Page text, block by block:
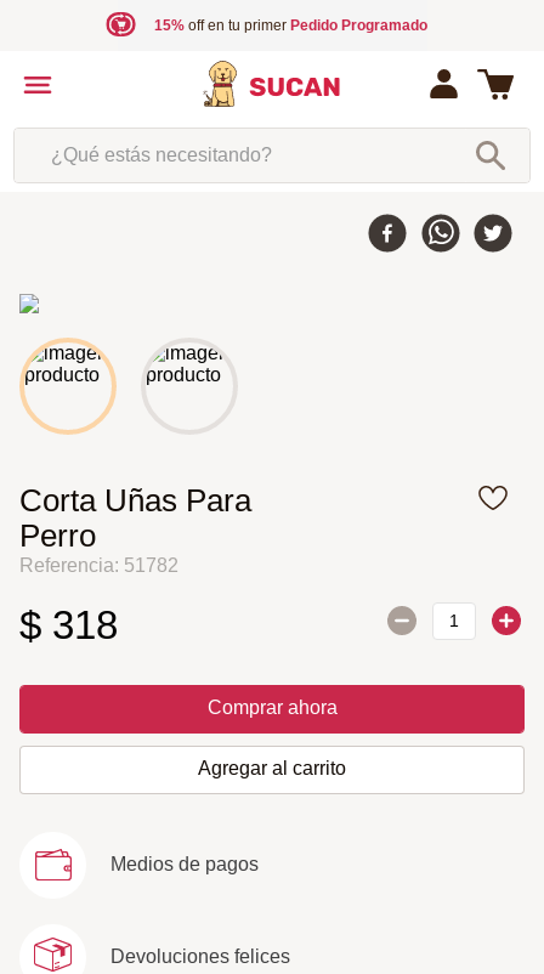
15%off en tu primer Pedido Programado
¿Qué estás necesitando?
Corta Uñas Para
Perro
Referencia: 51782
$ 318
Comprar ahora
Agregar al carrito
Medios de pagos
Devoluciones felices